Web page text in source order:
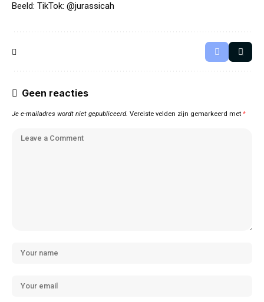
Beeld: TikTok: @jurassicah
Geen reacties
Je e-mailadres wordt niet gepubliceerd. Vereiste velden zijn gemarkeerd met *